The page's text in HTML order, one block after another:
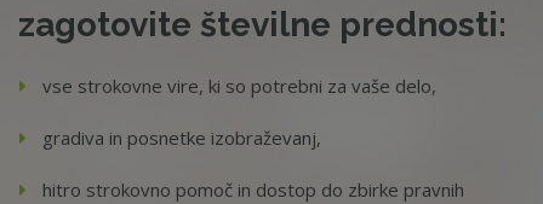
zagotovite številne prednosti:
vse strokovne vire, ki so potrebni za vaše delo,
gradiva in posnetke izobraževanj,
hitro strokovno pomoč in dostop do zbirke pravnih